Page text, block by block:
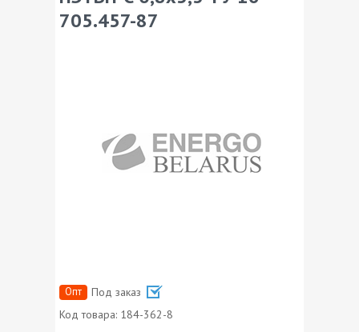
705.457-87
Опт
Под заказ
Код товара: 184-362-8